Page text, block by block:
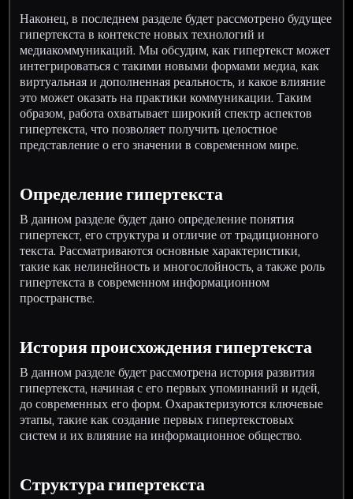
Наконец, в последнем разделе будет рассмотрено будущее
гипертекста в контексте новых технологий и
медиакоммуникаций. Мы обсудим, как гипертекст может
интегрироваться с такими новыми формами медиа, как
виртуальная и дополненная реальность, и какое влияние
это может оказать на практики коммуникации. Таким
образом, работа охватывает широкий спектр аспектов
гипертекста, что позволяет получить целостное
представление о его значении в современном мире.
Определение гипертекста
В данном разделе будет дано определение понятия
гипертекст, его структура и отличие от традиционного
текста. Рассматриваются основные характеристики,
такие как нелинейность и многослойность, а также роль
гипертекста в современном информационном
пространстве.
История происхождения гипертекста
В данном разделе будет рассмотрена история развития
гипертекста, начиная с его первых упоминаний и идей,
до современных его форм. Охарактеризуются ключевые
этапы, такие как создание первых гипертекстовых
систем и их влияние на информационное общество.
Структура гипертекста